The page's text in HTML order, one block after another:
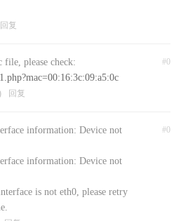
回复
#0
please check:
回复
#0
information: Device not
information: Device not
is not eth0, please retry